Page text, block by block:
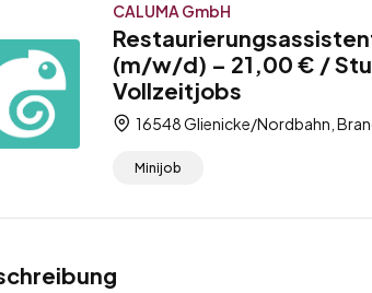
CALUMA GmbH
(m/w/d) – 21,00 € /
Vollzeitjobs
16548 Glienicke/Nordbahn,
Minijob